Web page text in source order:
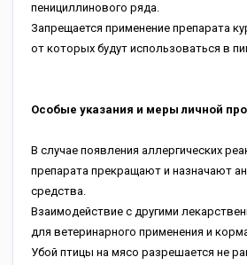
пенициллинового ряда.
Запрещается применение препарата
от которых будут использоваться в
Особые указания и меры личной
В случае появления аллергических
препарата прекращают и назначают
средства.
Взаимодействие с другими
для ветеринарного применения и
Убой птицы на мясо разрешается не